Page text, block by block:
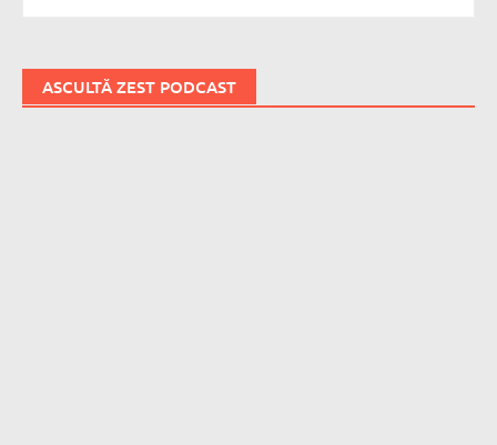
ASCULTĂ ZEST PODCAST